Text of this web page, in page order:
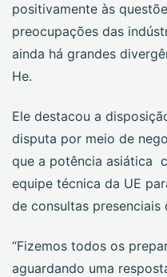
positivamente às
preocupações das
ainda há grandes
He.
Ele destacou a
disputa por meio de
que a potência asiática
equipe técnica da UE
de consultas
“Fizemos todos os
aguardando uma